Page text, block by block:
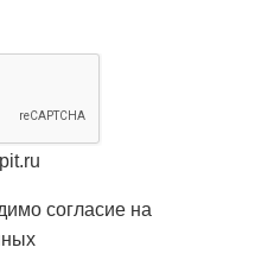
согласие на